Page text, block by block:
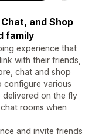
and Shop
family
experience that
with their friends,
chat and shop
configure various
delivered on the fly
rooms when
and invite friends